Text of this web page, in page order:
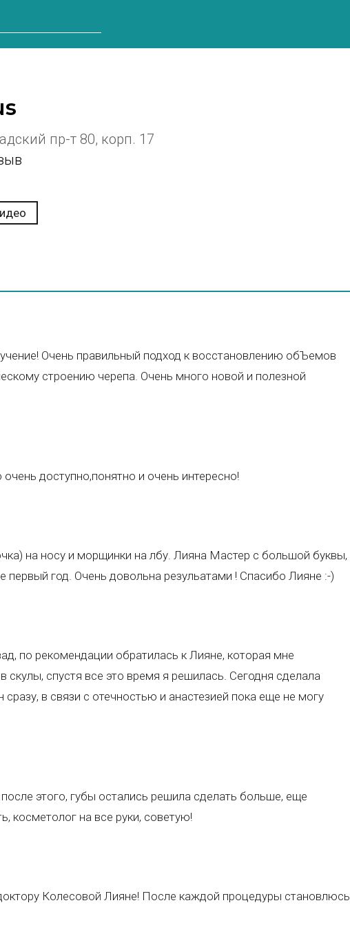
пр-т 80, корп. 17
Очень правильный подход к восстановлению обЪемов
строению черепа. Очень много новой и полезной
доступно,понятно и очень интересно!
на носу и морщинки на лбу. Лияна Мастер с большой буквы,
год. Очень довольна резульатами ! Спасибо Лияне :-)
по рекомендации обратилась к Лияне, которая мне
скулы, спустя все это время я решилась. Сегодня сделала
в связи с отечностью и анастезией пока еще не могу
этого, губы остались решила сделать больше, еще
косметолог на все руки, советую!
Колесовой Лияне! После каждой процедуры становлюсь